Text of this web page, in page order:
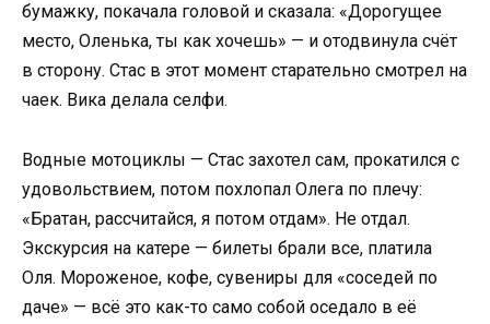
бумажку, покачала головой и сказала: «Дорогущее
место, Оленька, ты как хочешь» — и отодвинула счёт
в сторону. Стас в этот момент старательно смотрел на
чаек. Вика делала селфи.
Водные мотоциклы — Стас захотел сам, прокатился с
удовольствием, потом похлопал Олега по плечу:
«Братан, рассчитайся, я потом отдам». Не отдал.
Экскурсия на катере — билеты брали все, платила
Оля. Мороженое, кофе, сувениры для «соседей по
даче» — всё это как-то само собой оседало в её